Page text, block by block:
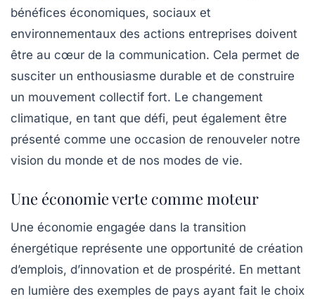
bénéfices économiques, sociaux et
environnementaux des actions entreprises doivent
être au cœur de la communication. Cela permet de
susciter un enthousiasme durable et de construire
un mouvement collectif fort. Le changement
climatique, en tant que défi, peut également être
présenté comme une occasion de renouveler notre
vision du monde et de nos modes de vie.
Une économie verte comme moteur
Une économie engagée dans la transition
énergétique représente une opportunité de création
d’emplois, d’innovation et de prospérité. En mettant
en lumière des exemples de pays ayant fait le choix